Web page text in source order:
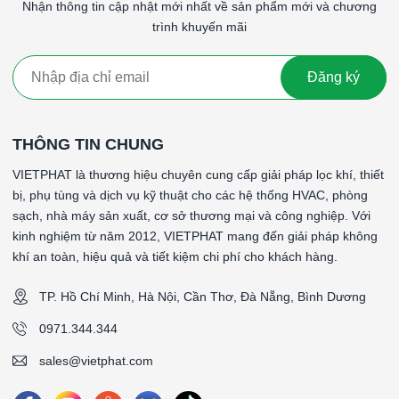
sạch và các cơ sở y tế.
Lọc thô G4 khung nhôm là một giải pháp hiệu quả cho việc loại
và hệ thống, cũng như cải thiện chất lượng không khí tổng thể
#Lọc thô G4 khung nhôm 400x300x46mmLọc thô G4 khung
nhôm 400x300x46mmLọc thô G4 khung nhôm
400x300x46mmLọc thô G4 khung nhôm 400x300x46mm
####
*Tên sản phẩm: PreWash
*Cấp độ lọc: G4 90-95% theo tiêu chuẩn EN 779: 2012
*Vật liệu lọc: Sợi tổng hợp
*Vật liệu khung: Khung nhôm định hình
Nhận thông tin cập nhật mới nhất về sản phẩm mới và chương
trình khuyến mãi
Đăng ký
THÔNG TIN CHUNG
VIETPHAT là thương hiệu chuyên cung cấp giải pháp lọc khí, thiết
bị, phụ tùng và dịch vụ kỹ thuật cho các hệ thống HVAC, phòng
sạch, nhà máy sản xuất, cơ sở thương mại và công nghiệp. Với
kinh nghiệm từ năm 2012, VIETPHAT mang đến giải pháp không
khí an toàn, hiệu quả và tiết kiệm chi phí cho khách hàng.
TP. Hồ Chí Minh, Hà Nội, Cần Thơ, Đà Nẵng, Bình Dương
0971.344.344
sales@vietphat.com